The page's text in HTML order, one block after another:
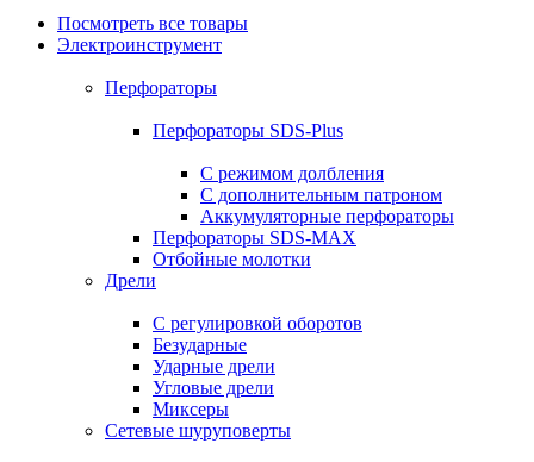
Посмотреть все товары
Электроинструмент
Перфораторы
Перфораторы SDS-Plus
С режимом долбления
С дополнительным патроном
Аккумуляторные перфораторы
Перфораторы SDS-MAX
Отбойные молотки
Дрели
С регулировкой оборотов
Безударные
Ударные дрели
Угловые дрели
Миксеры
Сетевые шуруповерты